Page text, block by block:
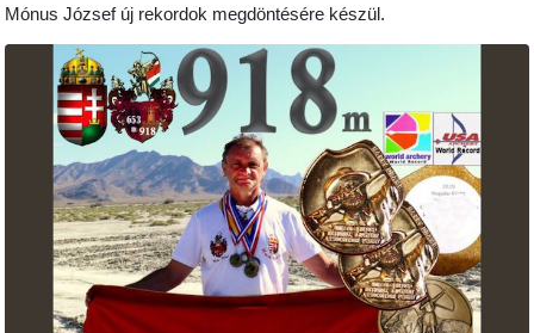
Mónus József új rekordok megdöntésére készül.